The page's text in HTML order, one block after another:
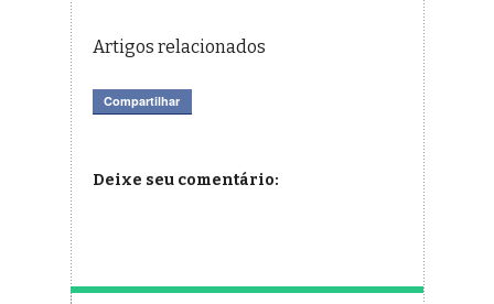
Artigos relacionados
Compartilhar
Deixe seu comentário: